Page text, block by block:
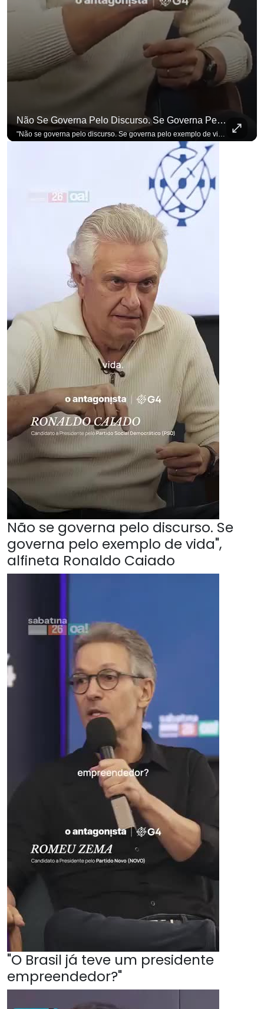
Não Se Governa Pelo Discurso. Se Governa Pelo Exemplo De Vida", Alfineta Ronaldo Caiado
"Não se governa pelo discurso. Se governa pelo exemplo de vida", alfineta Ronaldo Caiado, respondendo a empresários na primeira Sabatina Presidencial com a pauta definida por quem constrói o país. Se você busca informação com credibilidade, inscreva-se agora e ative o
Não se governa pelo discurso. Se
governa pelo exemplo de vida",
alfineta Ronaldo Caiado
"O Brasil já teve um presidente
empreendedor?"